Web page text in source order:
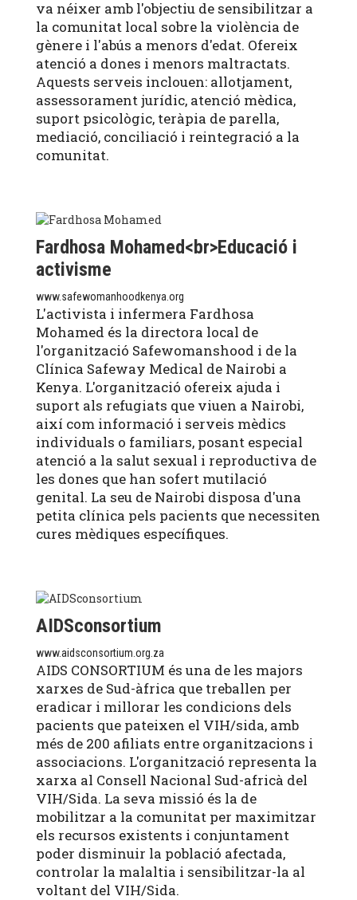
va néixer amb l'objectiu de sensibilitzar a
la comunitat local sobre la violència de
gènere i l'abús a menors d'edat. Ofereix
atenció a dones i menors maltractats.
Aquests serveis inclouen: allotjament,
assessorament jurídic, atenció mèdica,
suport psicològic, teràpia de parella,
mediació, conciliació i reintegració a la
comunitat.
Fardhosa Mohamed<br>Educació i
activisme
www.safewomanhoodkenya.org
L'activista i infermera Fardhosa
Mohamed és la directora local de
l'organització Safewomanshood i de la
Clínica Safeway Medical de Nairobi a
Kenya. L'organització ofereix ajuda i
suport als refugiats que viuen a Nairobi,
així com informació i serveis mèdics
individuals o familiars, posant especial
atenció a la salut sexual i reproductiva de
les dones que han sofert mutilació
genital. La seu de Nairobi disposa d'una
petita clínica pels pacients que necessiten
cures mèdiques específiques.
AIDSconsortium
www.aidsconsortium.org.za
AIDS CONSORTIUM és una de les majors
xarxes de Sud-àfrica que treballen per
eradicar i millorar les condicions dels
pacients que pateixen el VIH/sida, amb
més de 200 afiliats entre organitzacions i
associacions. L'organització representa la
xarxa al Consell Nacional Sud-africà del
VIH/Sida. La seva missió és la de
mobilitzar a la comunitat per maximitzar
els recursos existents i conjuntament
poder disminuir la població afectada,
controlar la malaltia i sensibilitzar-la al
voltant del VIH/Sida.